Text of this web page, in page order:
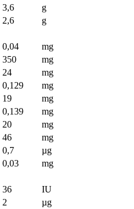
3,6
g
2,6
g
0,04
mg
350
mg
24
mg
0,129
mg
19
mg
0,139
mg
20
mg
46
mg
0,7
µg
0,03
mg
36
IU
2
µg